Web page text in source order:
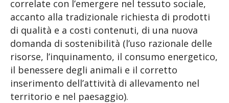
correlate con l’emergere nel tessuto sociale,
accanto alla tradizionale richiesta di prodotti
di qualità e a costi contenuti, di una nuova
domanda di sostenibilità (l’uso razionale delle
risorse, l’inquinamento, il consumo energetico,
il benessere degli animali e il corretto
inserimento dell’attività di allevamento nel
territorio e nel paesaggio).